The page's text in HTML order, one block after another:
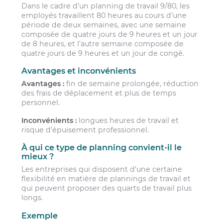
Dans le cadre d’un planning de travail 9/80, les
employés travaillent 80 heures au cours d’une
période de deux semaines, avec une semaine
composée de quatre jours de 9 heures et un jour
de 8 heures, et l’autre semaine composée de
quatre jours de 9 heures et un jour de congé.
Avantages et inconvénients
Avantages : fin de semaine prolongée, réduction
des frais de déplacement et plus de temps
personnel.
Inconvénients : longues heures de travail et
risque d’épuisement professionnel.
À qui ce type de planning convient-il le
mieux ?
Les entreprises qui disposent d’une certaine
flexibilité en matière de plannings de travail et
qui peuvent proposer des quarts de travail plus
longs.
Exemple